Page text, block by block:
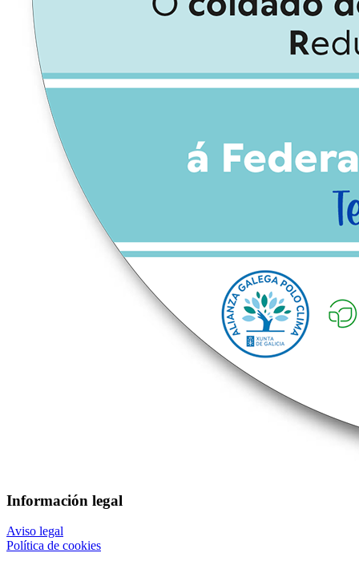
Información legal
Aviso legal
Política de cookies